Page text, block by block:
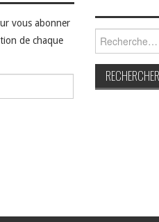
vous abonner
de chaque
Rechercher :